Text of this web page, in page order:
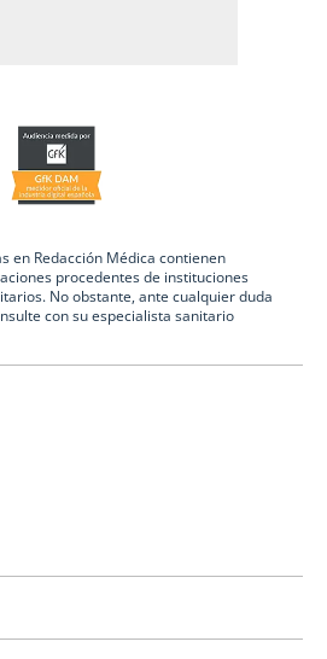
en Redacción Médica contienen
procedentes de instituciones
No obstante, ante cualquier duda
con su especialista sanitario